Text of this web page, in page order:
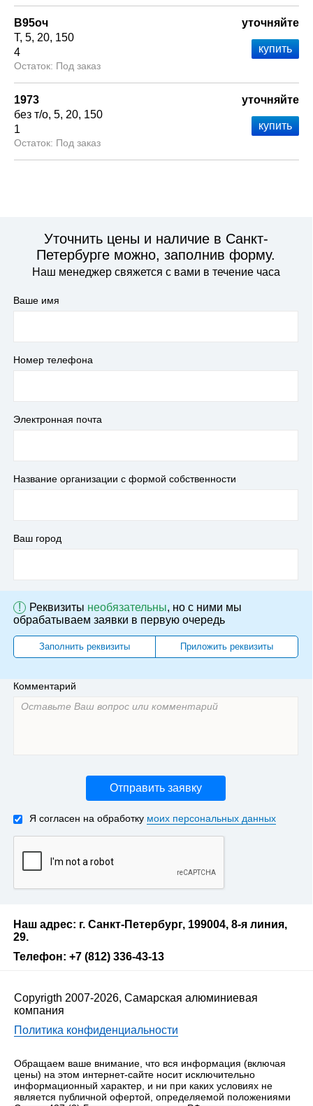
В95оч
Т 5 20 150
4
Под заказ
уточняйте
1973
без т/о 5 20 150
1
Под заказ
уточняйте
Уточнить цены и наличие в Санкт-
Петербурге можно, заполнив форму.
Наш менеджер свяжется с вами в течение часа
Ваше имя
Номер телефона
Электронная почта
Название организации с формой собственности
Ваш город
! Реквизиты необязательны, но с ними мы
обрабатываем заявки в первую очередь
Заполнить реквизиты Приложить реквизиты
Комментарий
Отправить заявку
Я согласен на обработку моих персональных данных
Наш адрес: г. Санкт-Петербург, 199004, 8-я линия,
29.
Телефон: +7 (812) 336-43-13
Copyrigth 2007-2026, Самарская алюминиевая
компания
Политика конфиденциальности
Обращаем ваше внимание, что вся информация (включая
цены) на этом интернет-сайте носит исключительно
информационный характер, и ни при каких условиях не
является публичной офертой, определяемой положениями